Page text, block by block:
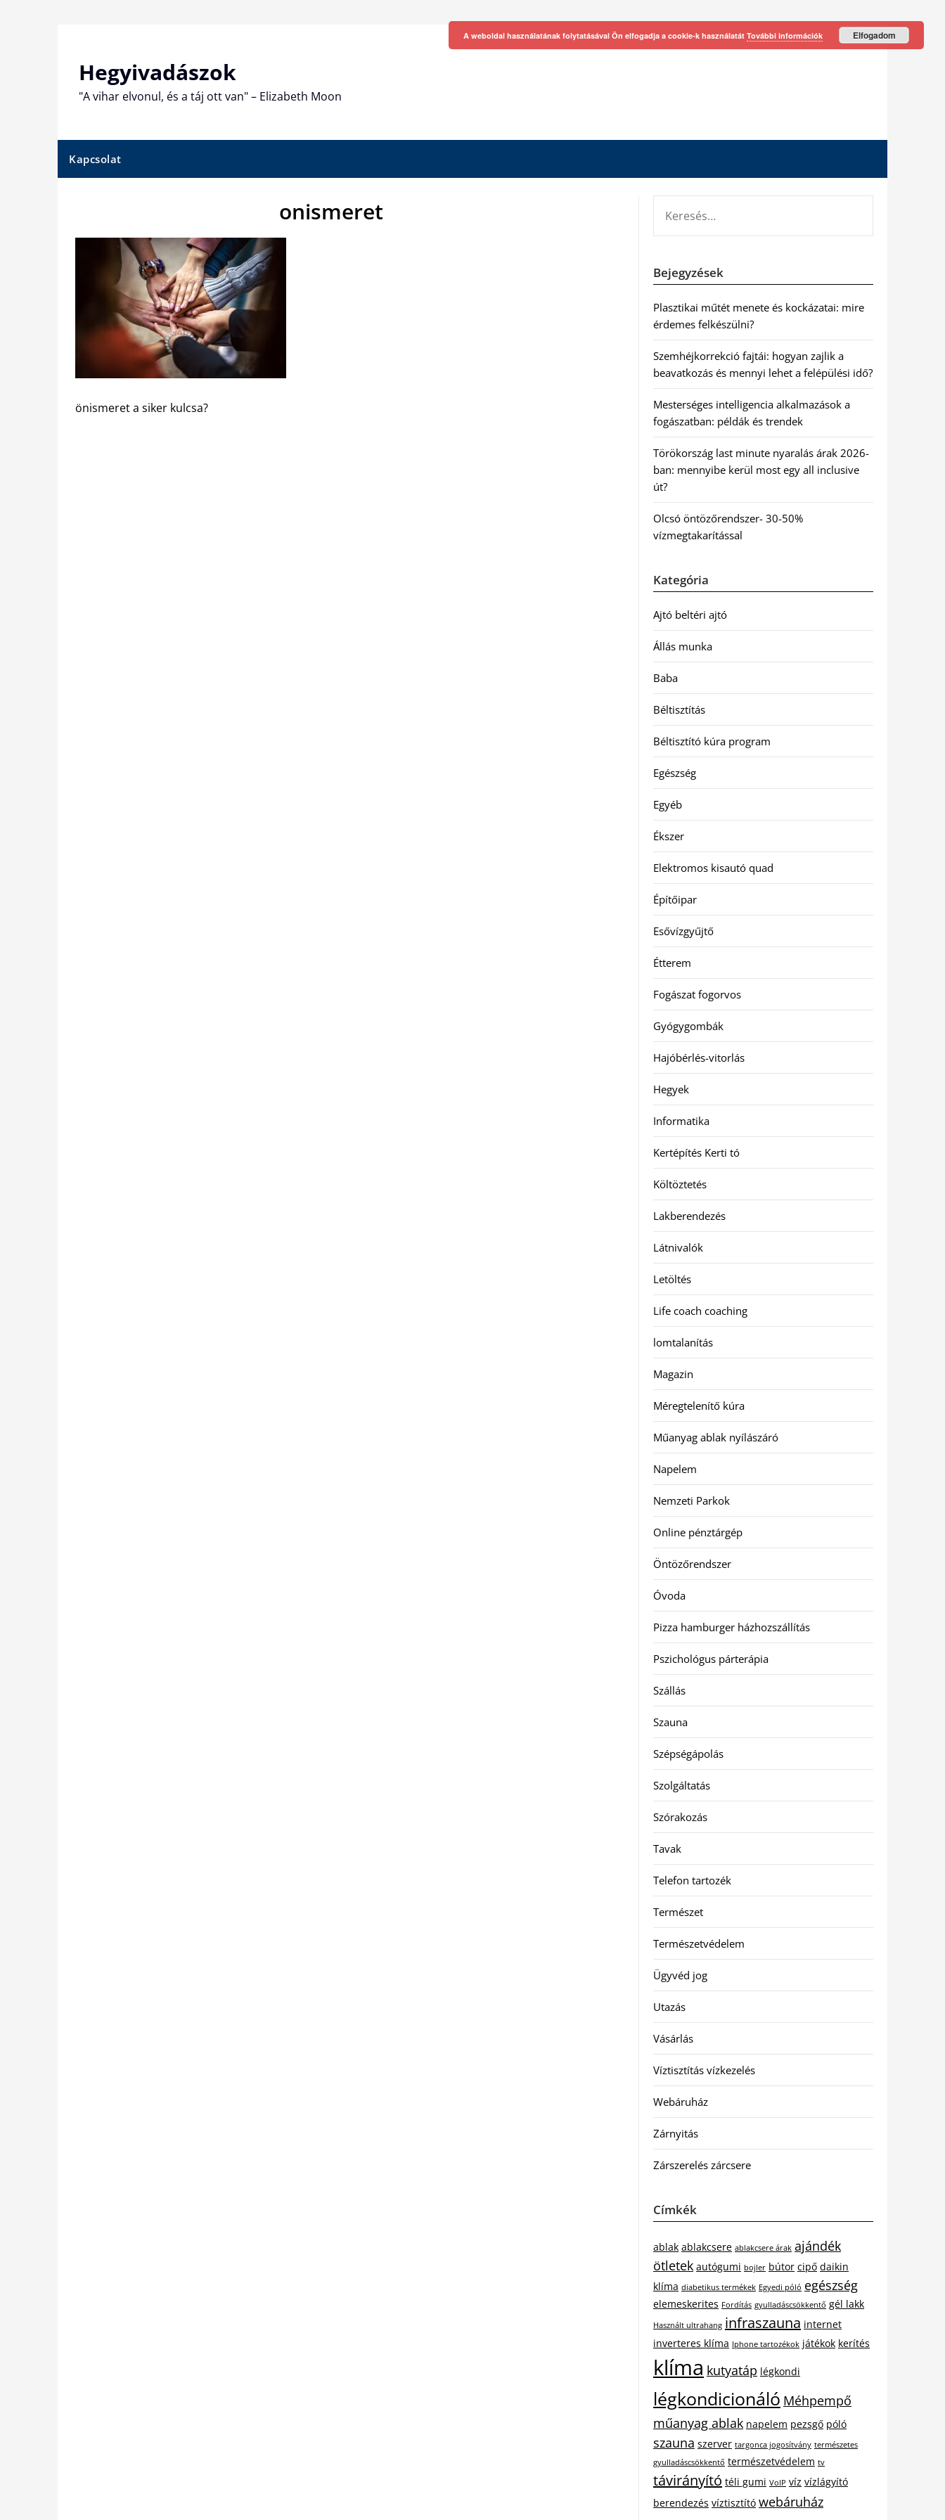
Hegyivadászok
"A vihar elvonul, és a táj ott van" – Elizabeth Moon
Kapcsolat
onismeret
önismeret a siker kulcsa?
Bejegyzések
Plasztikai műtét menete és kockázatai: mire
érdemes felkészülni?
Szemhéjkorrekció fajtái: hogyan zajlik a
beavatkozás és mennyi lehet a felépülési idő?
Mesterséges intelligencia alkalmazások a
fogászatban: példák és trendek
Törökország last minute nyaralás árak 2026-
ban: mennyibe kerül most egy all inclusive
út?
Olcsó öntözőrendszer- 30-50%
vízmegtakarítással
Kategória
Ajtó beltéri ajtó
Állás munka
Baba
Béltisztítás
Béltisztító kúra program
Egészség
Egyéb
Ékszer
Elektromos kisautó quad
Építőipar
Esővízgyűjtő
Étterem
Fogászat fogorvos
Gyógygombák
Hajóbérlés-vitorlás
Hegyek
Informatika
Kertépítés Kerti tó
Költöztetés
Lakberendezés
Látnivalók
Letöltés
Life coach coaching
lomtalanítás
Magazin
Méregtelenítő kúra
Műanyag ablak nyílászáró
Napelem
Nemzeti Parkok
Online pénztárgép
Öntözőrendszer
Óvoda
Pizza hamburger házhozszállítás
Pszichológus párterápia
Szállás
Szauna
Szépségápolás
Szolgáltatás
Szórakozás
Tavak
Telefon tartozék
Természet
Természetvédelem
Ügyvéd jog
Utazás
Vásárlás
Víztisztítás vízkezelés
Webáruház
Zárnyitás
Zárszerelés zárcsere
Címkék
ablak ablakcsere ablakcsere árak ajándék
ötletek autógumi bojler bútor cipő daikin
klíma diabetikus termékek Egyedi póló egészség
elemeskerites Fordítás gyulladáscsökkentő gél lakk
Használt ultrahang infraszauna internet
inverteres klíma Iphone tartozékok játékok kerítés
klíma kutyatáp légkondi
légkondicionáló Méhpempő
műanyag ablak napelem pezsgő póló
szauna szerver targonca jogosítvány természetes
gyulladáscsökkentő természetvédelem tv
távirányító téli gumi VoIP víz vízlágyító
berendezés víztisztító webáruház
A weboldal használatának folytatásával Ön elfogadja a cookie-k használatát További információk Elfogadom